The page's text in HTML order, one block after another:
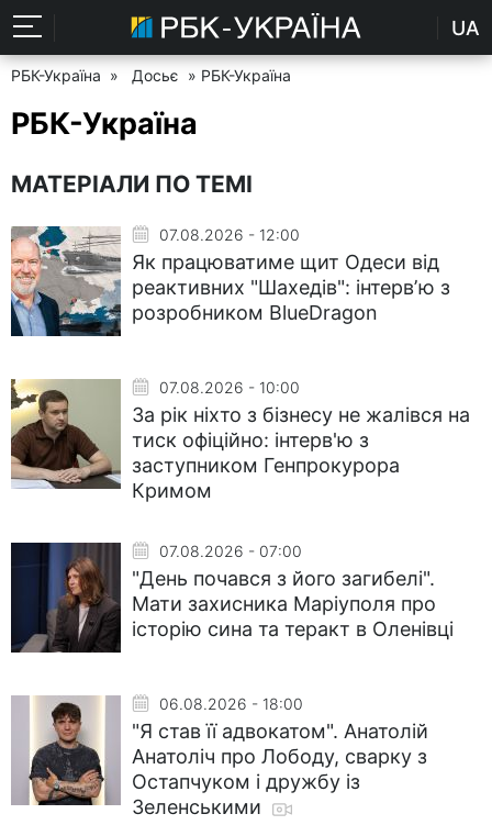
UA
РБК-Україна » Досьє » РБК-Україна
РБК-Україна
МАТЕРІАЛИ ПО ТЕМІ
07.08.2026 - 12:00
Як працюватиме щит Одеси від
реактивних "Шахедів": інтервʼю з
розробником BlueDragon
07.08.2026 - 10:00
За рік ніхто з бізнесу не жалівся на
тиск офіційно: інтерв'ю з
заступником Генпрокурора
Кримом
07.08.2026 - 07:00
"День почався з його загибелі".
Мати захисника Маріуполя про
історію сина та теракт в Оленівці
06.08.2026 - 18:00
"Я став її адвокатом". Анатолій
Анатоліч про Лободу, сварку з
Остапчуком і дружбу із
Зеленськими